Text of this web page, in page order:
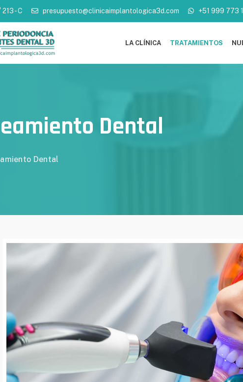
- C presupuesto@clinicaimplantologica3d.com +51 999 773
LA CLÍNICA TRATAMIENTOS
Dental
Dental